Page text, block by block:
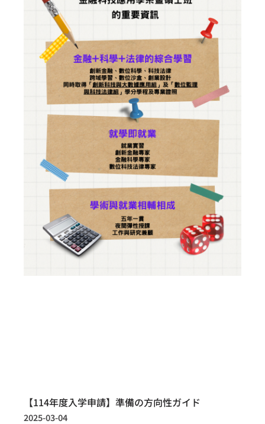
【114年度入学申請】準備の方向性ガイド
2025-03-04